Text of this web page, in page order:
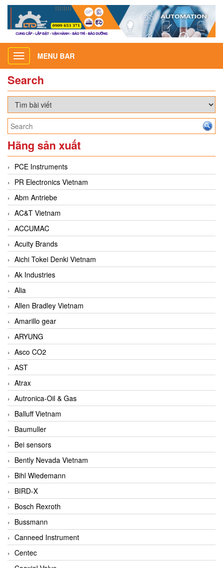
Toggle
navigation
MENU BAR
Search
Hãng sản xuất
PCE Instruments
PR Electronics Vietnam
Abm Antriebe
AC&T Vietnam
ACCUMAC
Acuity Brands
Aichi Tokei Denki Vietnam
Ak Industries
Alia
Allen Bradley Vietnam
Amarillo gear
ARYUNG
Asco CO2
AST
Atrax
Autronica-Oil & Gas
Balluff Vietnam
Baumuller
Bei sensors
Bently Nevada Vietnam
Bihl Wiedemann
BIRD-X
Bosch Rexroth
Bussmann
Canneed Instrument
Centec